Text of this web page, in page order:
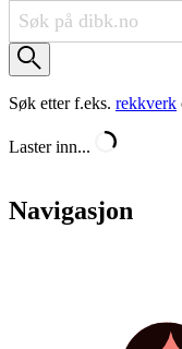
Søk etter f.eks. rekkverk
Laster inn...
Navigasjon